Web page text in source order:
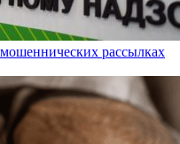
рассылках